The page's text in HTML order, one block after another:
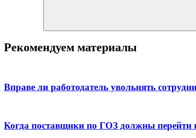
Рекомендуем материалы
Вправе ли работодатель увольнять
Когда поставщики по ГОЗ должны перейти